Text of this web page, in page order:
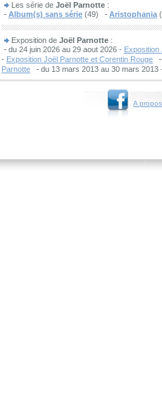
Les série de Joël Parnotte :
Album(s) sans série (49) Aristophania
Exposition de Joël Parnotte :
du 24 juin 2026 au 29 aout 2026 - Exposition
- Exposition Joël Parnotte et Corentin Rouge
Parnotte
du 13 mars 2013 au 30 mars 2013
A